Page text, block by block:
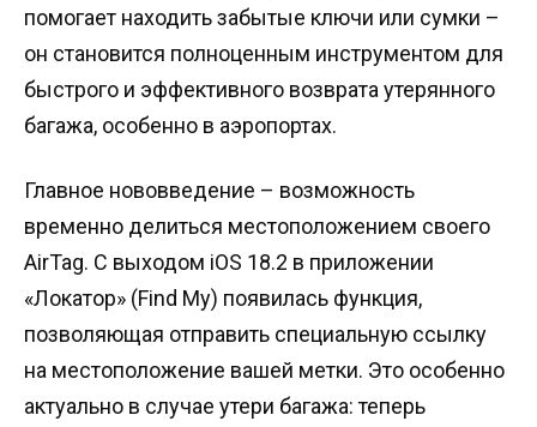
помогает находить забытые ключи или сумки –
он становится полноценным инструментом для
быстрого и эффективного возврата утерянного
багажа, особенно в аэропортах.
Главное нововведение – возможность
временно делиться местоположением своего
AirTag. С выходом iOS 18.2 в приложении
«Локатор» (Find My) появилась функция,
позволяющая отправить специальную ссылку
на местоположение вашей метки. Это особенно
актуально в случае утери багажа: теперь